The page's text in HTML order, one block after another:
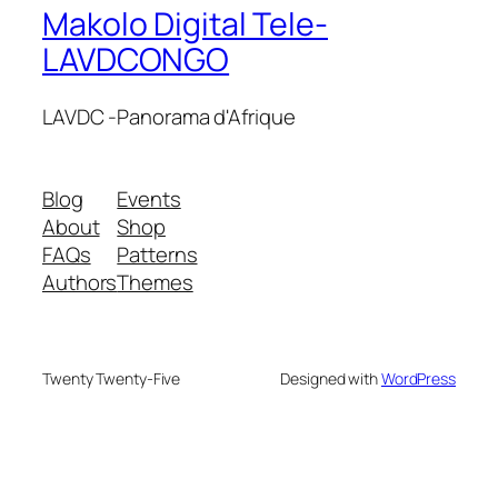
Makolo Digital Tele-
LAVDCONGO
LAVDC -Panorama d'Afrique
Blog
About
FAQs
Authors
Events
Shop
Patterns
Themes
Twenty Twenty-Five Designed withWordPress